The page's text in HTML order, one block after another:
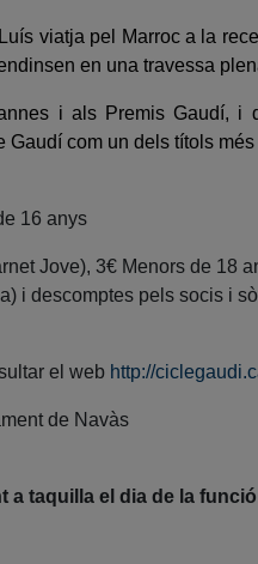
viatja pel Marroc a la
en una travessa
i als Premis Gaudí, i
com un dels títols més
16 anys
Jove), 3€ Menors de 18
i descomptes pels socis i
el web http://
de Navàs
a taquilla el dia de la funció